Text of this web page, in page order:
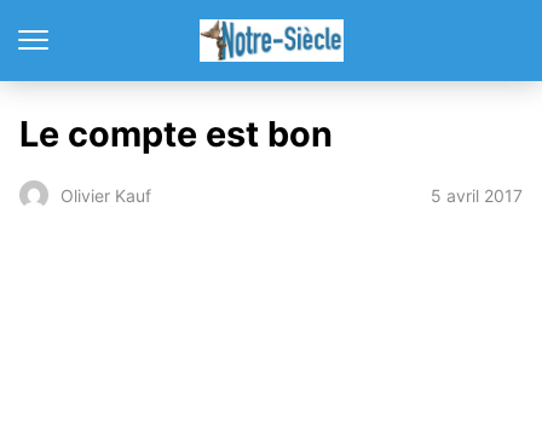
Le compte est bon
Olivier Kauf 5 avril 2017